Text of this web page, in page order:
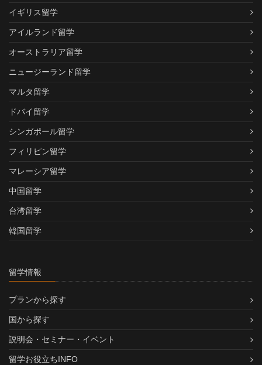
イギリス留学
アイルランド留学
オーストラリア留学
ニュージーランド留学
マルタ留学
ドバイ留学
シンガポール留学
フィリピン留学
マレーシア留学
中国留学
台湾留学
韓国留学
留学情報
プランから探す
国から探す
説明会・セミナー・イベント
留学お役立ちINFO